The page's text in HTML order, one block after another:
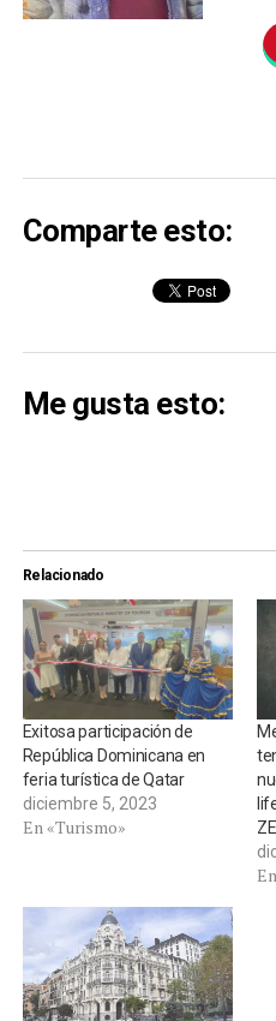
Comparte esto:
Me gusta esto:
Relacionado
Exitosa participación de
República Dominicana en
feria turística de Qatar
diciembre 5, 2023
En «Turismo»